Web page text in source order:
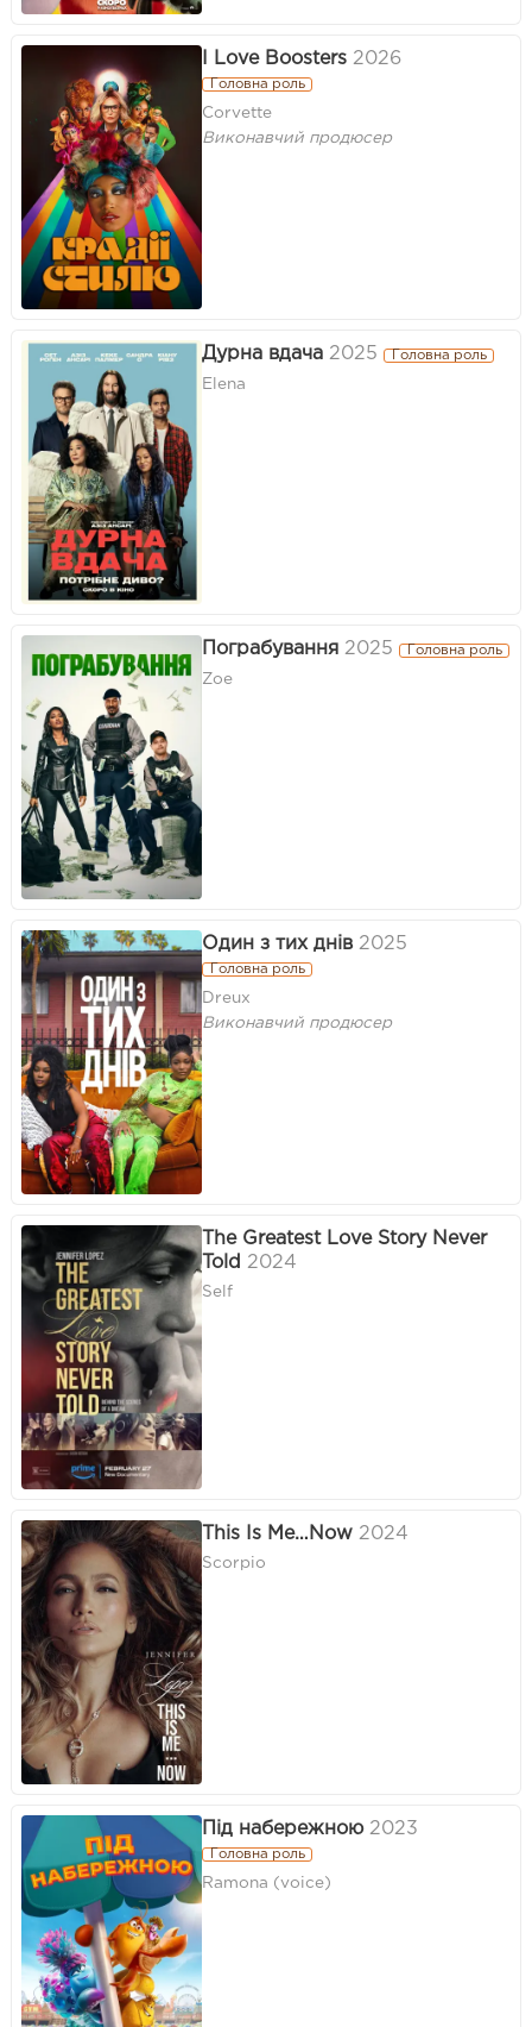
I Love Boosters 2026
Головна роль
Corvette
Виконавчий продюсер
Дурна вдача 2025 Головна роль
Elena
Пограбування 2025 Головна роль
Zoe
Один з тих днів 2025
Головна роль
Dreux
Виконавчий продюсер
The Greatest Love Story Never
Told 2024
Self
This Is Me…Now 2024
Scorpio
Під набережною 2023
Головна роль
Ramona (voice)